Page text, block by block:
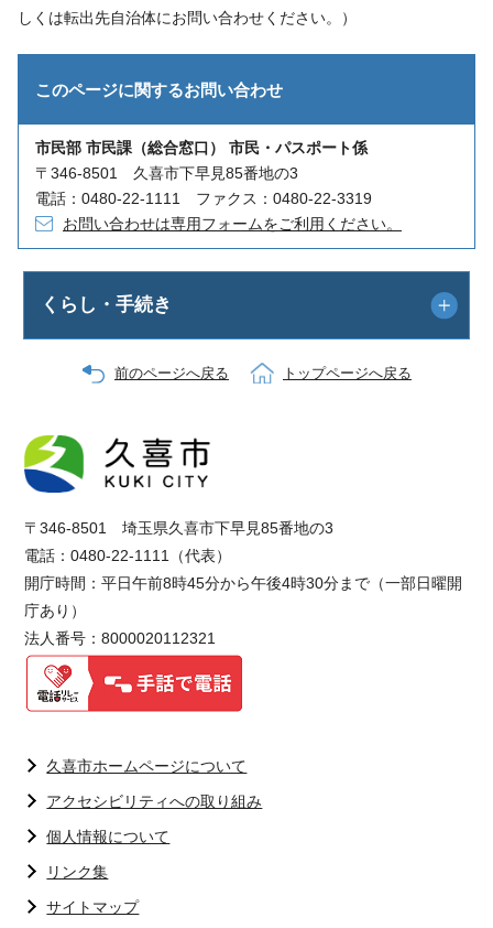
しくは転出先自治体にお問い合わせください。）
このページに関するお問い合わせ
市民部 市民課（総合窓口） 市民・パスポート係
〒346-8501 久喜市下早見85番地の3
電話：0480-22-1111 ファクス：0480-22-3319
お問い合わせは専用フォームをご利用ください。
くらし・手続き
前のページへ戻る トップページへ戻る
〒346-8501 埼玉県久喜市下早見85番地の3
電話：0480-22-1111（代表）
開庁時間：平日午前8時45分から午後4時30分まで（一部日曜開
庁あり）
法人番号：8000020112321
久喜市ホームページについて
アクセシビリティへの取り組み
個人情報について
リンク集
サイトマップ